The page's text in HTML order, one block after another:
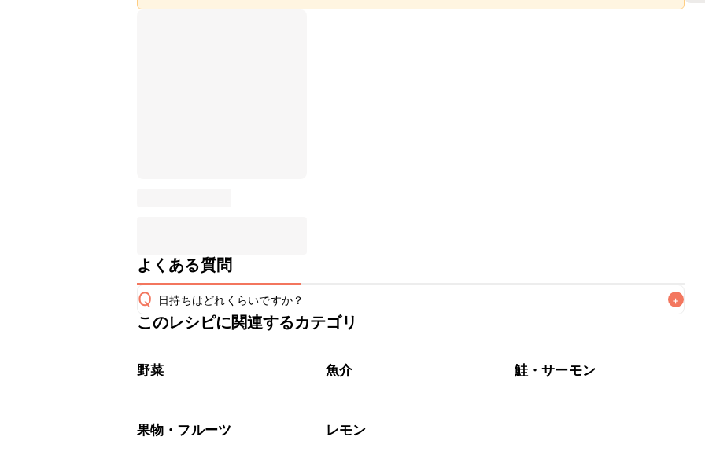
よくある質問
Q 日持ちはどれくらいですか？ +
保存期間は冷蔵で翌日中が目安です。なるべくお早めにお召し上がりください。
※日持ちは目安です。
このレシピに関連するカテゴリ
野菜 魚介 鮭・サーモン
果物・フルーツ レモン